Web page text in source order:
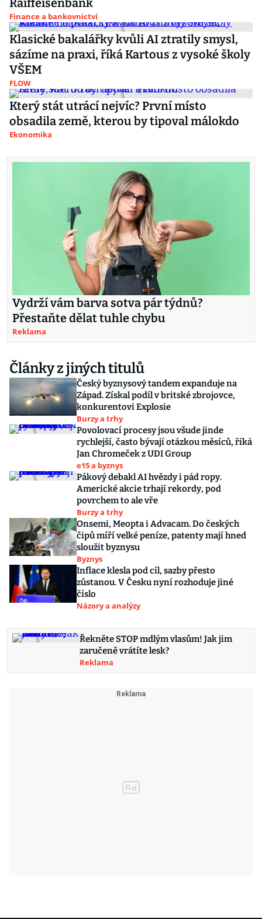
Raiffeisenbank
Finance a bankovnictví
Klasické bakalářky kvůli AI ztratily smysl,
sázíme na praxi, říká Kartous z vysoké školy
VŠEM
FLOW
Který stát utrácí nejvíc? První místo
obsadila země, kterou by tipoval málokdo
Ekonomika
Vydrží vám barva sotva pár týdnů?
Přestaňte dělat tuhle chybu
Reklama
Články z jiných titulů
Český byznysový tandem expanduje na
Západ. Získal podíl v britské zbrojovce,
konkurentovi Explosie
Burzy a trhy
Povolovací procesy jsou všude jinde
rychlejší, často bývají otázkou měsíců, říká
Jan Chromeček z UDI Group
e15 a byznys
Pákový debakl AI hvězdy i pád ropy.
Americké akcie trhají rekordy, pod
povrchem to ale vře
Burzy a trhy
Onsemi, Meopta i Advacam. Do českých
čipů míří velké peníze, patenty mají hned
sloužit byznysu
Byznys
Inflace klesla pod cíl, sazby přesto
zůstanou. V Česku nyní rozhoduje jiné
číslo
Názory a analýzy
Řekněte STOP mdlým vlasům! Jak jim
zaručeně vrátíte lesk?
Reklama